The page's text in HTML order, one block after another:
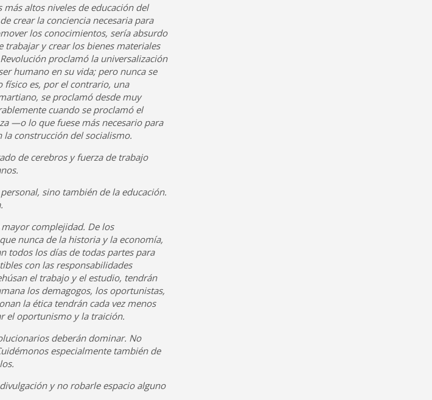
altos niveles de educación del
crear la conciencia necesaria para
los conocimientos, sería absurdo
trabajar y crear los bienes materiales
proclamó la universalización
humano en su vida; pero nunca se
físico es, por el contrario, una
se proclamó desde muy
cuando se proclamó el
—o lo que fuese más necesario para
construcción del socialismo.
de cerebros y fuerza de trabajo
sino también de la educación.
complejidad. De los
nunca de la historia y la economía,
todos los días de todas partes para
con las responsabilidades
el trabajo y el estudio, tendrán
los demagogos, los oportunistas,
la ética tendrán cada vez menos
el oportunismo y la traición.
deberán dominar. No
especialmente también de
y no robarle espacio alguno